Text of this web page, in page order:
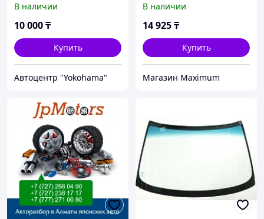
В наличии
10 000₸
Купить
Автоцентр "Yokohama"
Delica 94-07 / L400 94-06 /
Space G
В наличии
14 925₸
Купить
Mагазин Maximum